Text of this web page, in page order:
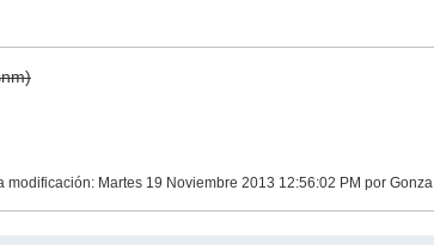
modificación: Martes 19 Noviembre 2013 12:56:02 PM por Gonza